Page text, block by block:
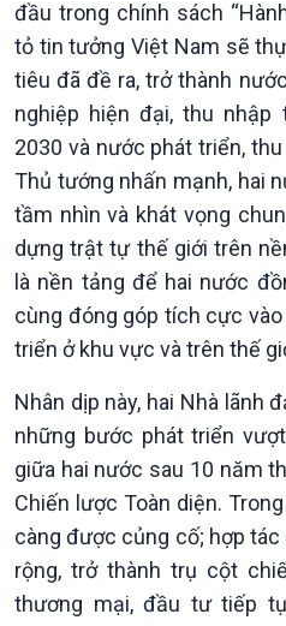
Quốc hội với cử tri
Xây dựng đảng
Đảng trong cuộc sống
Nhận diện sự thật
Pháp luật và đời sống
đầu trong chính sách
tỏ tin tưởng Việt Nam sẽ
tiêu đã đề ra, trở thành
nghiệp hiện đại, thu nhập
2030 và nước phát triển,
Thủ tướng nhấn mạnh, hai
tầm nhìn và khát vọng
dựng trật tự thế giới trên
là nền tảng để hai nước
cùng đóng góp tích cực
triển ở khu vực và trên thế
Nhân dịp này, hai Nhà lãnh
những bước phát triển
giữa hai nước sau 10 năm
Chiến lược Toàn diện.
càng được củng cố; hợp
rộng, trở thành trụ cột
thương mại, đầu tư tiếp